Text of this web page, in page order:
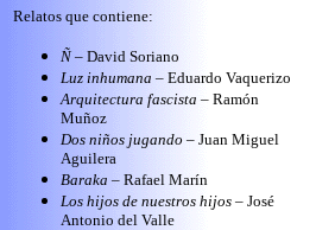
Relatos que contiene:
Ñ – David Soriano
Luz inhumana – Eduardo Vaquerizo
Arquitectura fascista – Ramón
Muñoz
Dos niños jugando – Juan Miguel
Aguilera
Baraka – Rafael Marín
Los hijos de nuestros hijos – José
Antonio del Valle